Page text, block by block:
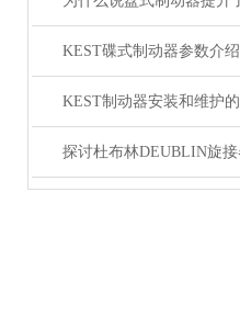
KEST碟式制动器参数介绍